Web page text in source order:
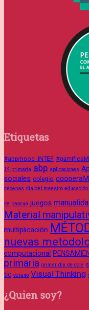
Etiquetas
#abpmooc_INTEF
1º primaria abp aplicaciones
sociales colegio
decenas dia del maestro
de pascua juegos
Material
multiplicación
nuevas
computacional
primaria primer dia de cole
tic verano Visual Thinking
¿Quien soy?